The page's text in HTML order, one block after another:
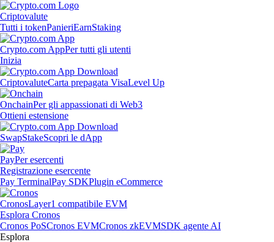
Criptovalute
Tutti i tokenPanieriEarnStaking
Crypto.com AppPer tutti gli utenti
Inizia
CriptovaluteCarta prepagata VisaLevel Up
OnchainPer gli appassionati di Web3
Ottieni estensione
SwapStakeScopri le dApp
PayPer esercenti
Registrazione esercente
Pay TerminalPay SDKPlugin eCommerce
CronosLayer1 compatibile EVM
Esplora Cronos
Cronos PoSCronos EVMCronos zkEVMSDK agente AI
Esplora